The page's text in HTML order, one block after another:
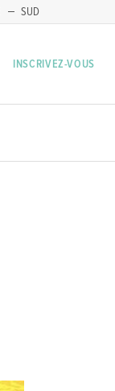
SUD
INSCRIVEZ-VOUS